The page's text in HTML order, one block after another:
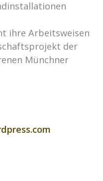
ihre Arbeitsweisen
der
Münchner